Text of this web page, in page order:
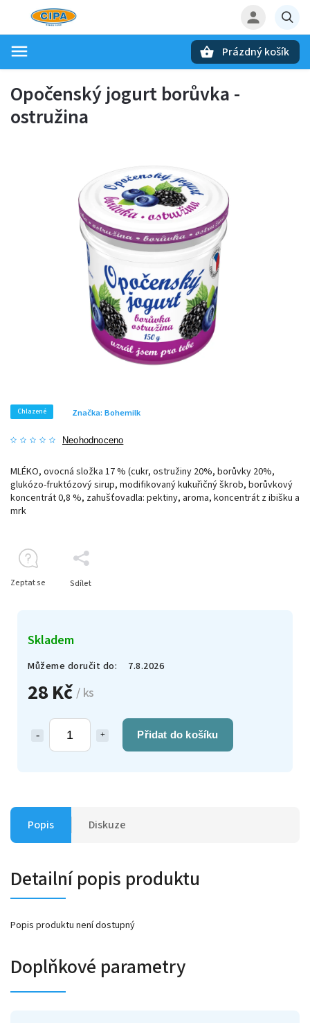
Prázdný košík
Opočenský jogurt borůvka -
ostružina
Chlazené
Neohodnoceno
Značka: Bohemilk
28 Kč/ ks
Přidat do košíku
Skladem
Můžeme doručit do: 7.8.2026
MLÉKO, ovocná složka 17 % (cukr, ostružiny 20%, borůvky 20%,
glukózo-fruktózový sirup, modifikovaný kukuřičný škrob, borůvkový
koncentrát 0,8 %, zahušťovadla: pektiny, aroma, koncentrát z ibišku a
mrk
Zeptat se Sdílet
Popis Diskuze
Detailní popis produktu
Popis produktu není dostupný
Doplňkové parametry